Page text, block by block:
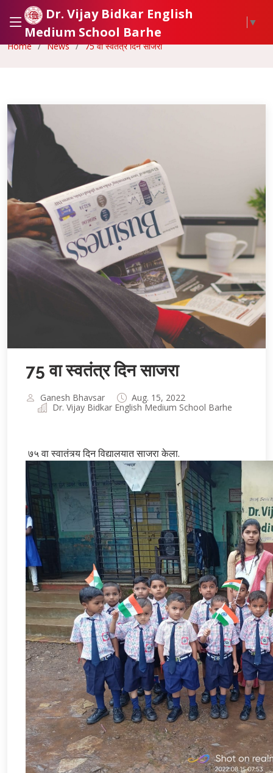
Dr. Vijay Bidkar English
Medium School Barhe
▼
Home News 75 वा स्वतंत्र दिन साजरा
75 वा स्वतंत्र दिन साजरा
Ganesh Bhavsar
Aug. 15, 2022
Dr. Vijay Bidkar English Medium School Barhe
७५ वा स्वातंत्र्य दिन विद्यालयात साजरा केला.